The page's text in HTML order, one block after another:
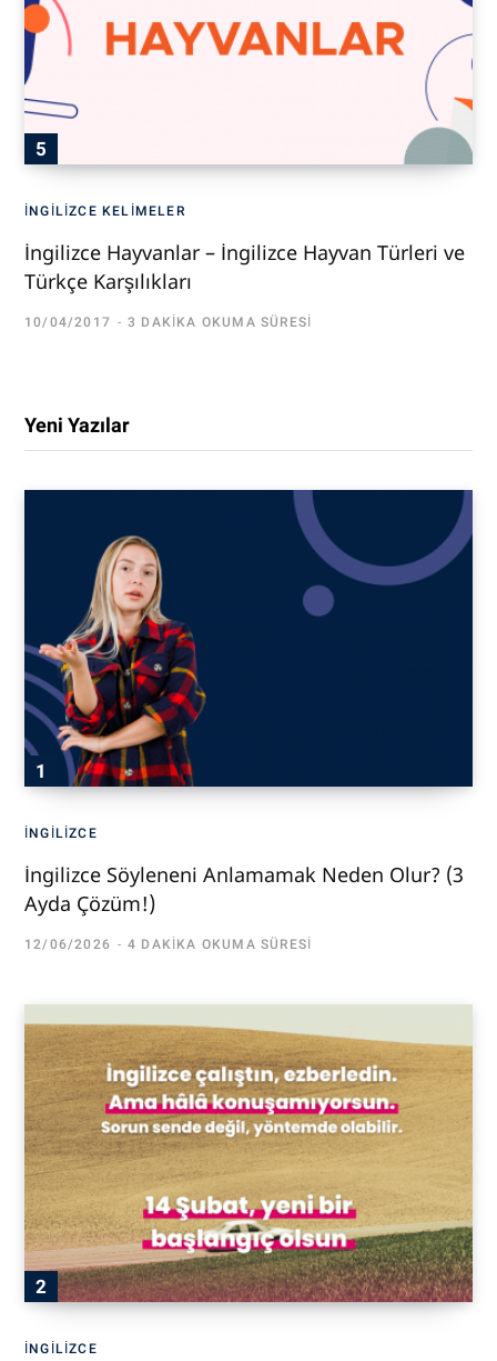
İNGILIZCE KELIMELER
İngilizce Hayvanlar – İngilizce Hayvan Türleri ve
Türkçe Karşılıkları
10/04/2017 3 DAKIKA OKUMA SÜRESI
Yeni Yazılar
İNGILIZCE
İngilizce Söyleneni Anlamamak Neden Olur? (3
Ayda Çözüm!)
12/06/2026 4 DAKIKA OKUMA SÜRESI
İNGILIZCE